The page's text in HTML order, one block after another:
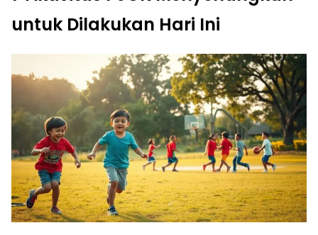
untuk Dilakukan Hari Ini